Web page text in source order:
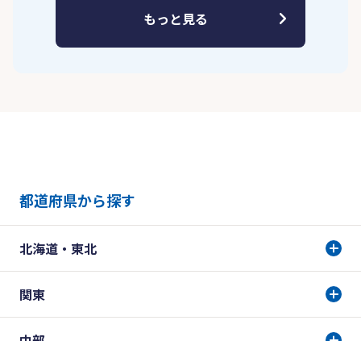
もっと見る
都道府県から探す
北海道・東北
関東